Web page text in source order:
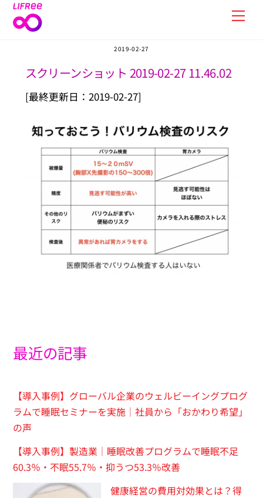
Skip
2019-02-27
スクリーンショット 2019-02-27 11.46.02
[最終更新日：2019-02-27]
最近の記事
【導入事例】グローバル企業のウェルビーイングプログ
ラムで睡眠セミナーを実施｜社員から「おかわり希望」
の声
【導入事例】製造業｜睡眠改善プログラムで睡眠不足
60.3％・不眠55.7％・抑うつ53.3％改善
健康経営の費用対効果とは？得